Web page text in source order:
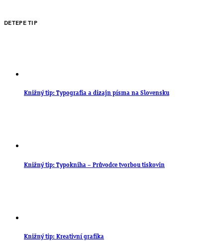
DETEPE TIP
Knižný tip: Typografia a dizajn písma na Slovensku
Knižný tip: Typokniha – Průvodce tvorbou tiskovin
Knižný tip: Kreativní grafika